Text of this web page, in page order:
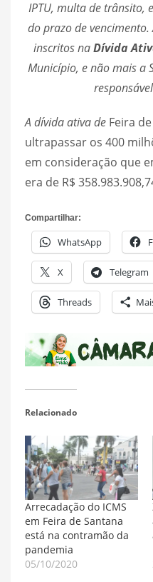
IPTU, multa de trânsito,
do prazo de vencimento.
inscritos naDívida
Município, e não mais a
A dívida ativa de Feira
ultrapassar os 400
em consideração que
era de R$
Compartilhar:
WhatsApp
X Telegram
Threads
Relacionado
Arrecadação do ICMS
em Feira de Santana
está na contramão da
pandemia
05/10/2020